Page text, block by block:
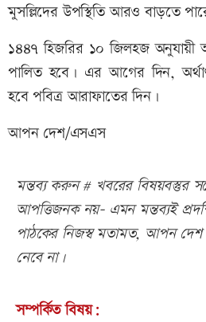
মুসল্লিদের উপস্থিতি আরও বাড়তে
১৪৪৭ হিজরির ১০ জিলহজ
পালিত হবে। এর আগের দিন,
হবে পবিত্র আরাফাতের দিন।
আপন দেশ/এসএস
মন্তব্য করুন # খবরের বিষয়বস্তুর
আপত্তিজনক নয়- এমন মন্তব্যই
পাঠকের নিজস্ব মতামত, আপন
নেবে না।
সম্পর্কিত বিষয়: